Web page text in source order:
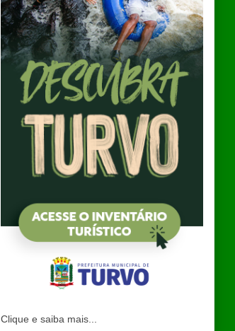
Clique e saiba mais...